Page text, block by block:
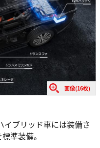
画像(16枚)
イブリッド車には装備さ
準装備。